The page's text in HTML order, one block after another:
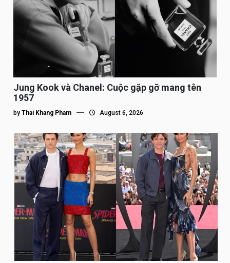
Jung Kook và Chanel: Cuộc gặp gỡ mang tên
1957
by Thai Khang Pham August 6, 2026